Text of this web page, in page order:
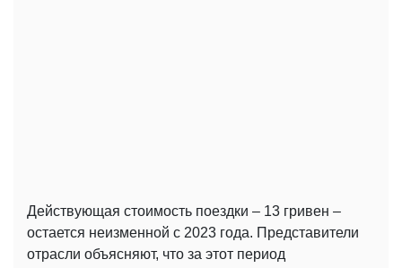
Действующая стоимость поездки – 13 гривен –
остается неизменной с 2023 года. Представители
отрасли объясняют, что за этот период